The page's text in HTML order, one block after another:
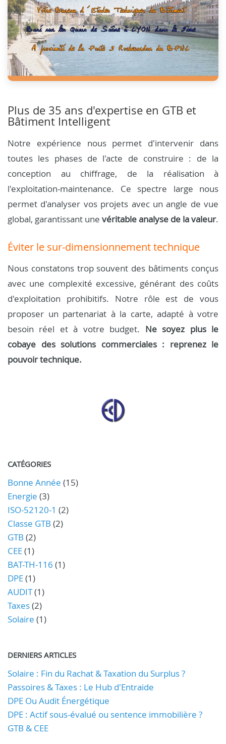
Plus de 35 ans d'expertise en GTB et
Bâtiment Intelligent
Notre expérience nous permet d'intervenir dans
toutes les phases de l'acte de construire : de la
conception au chiffrage, de la réalisation à
l'exploitation-maintenance. Ce spectre large nous
permet d'analyser vos projets avec un angle de vue
global, garantissant une véritable analyse de la valeur.
Éviter le sur-dimensionnement technique
Nous constatons trop souvent des bâtiments conçus
avec une complexité excessive, générant des coûts
d'exploitation prohibitifs. Notre rôle est de vous
proposer un partenariat à la carte, adapté à votre
besoin réel et à votre budget. Ne soyez plus le
cobaye des solutions commerciales : reprenez le
pouvoir technique.
CATÉGORIES
Bonne Année (15)
Energie (3)
ISO-52120-1 (2)
Classe GTB (2)
GTB (2)
CEE(1)
BAT-TH-116 (1)
DPE(1)
AUDIT(1)
Taxes(2)
Solaire (1)
DERNIERS ARTICLES
Solaire : Fin du Rachat & Taxation du Surplus ?
Passoires & Taxes : Le Hub d'Entraide
DPE Ou Audit Énergétique
DPE : Actif sous-évalué ou sentence immobilière ?
GTB & CEE